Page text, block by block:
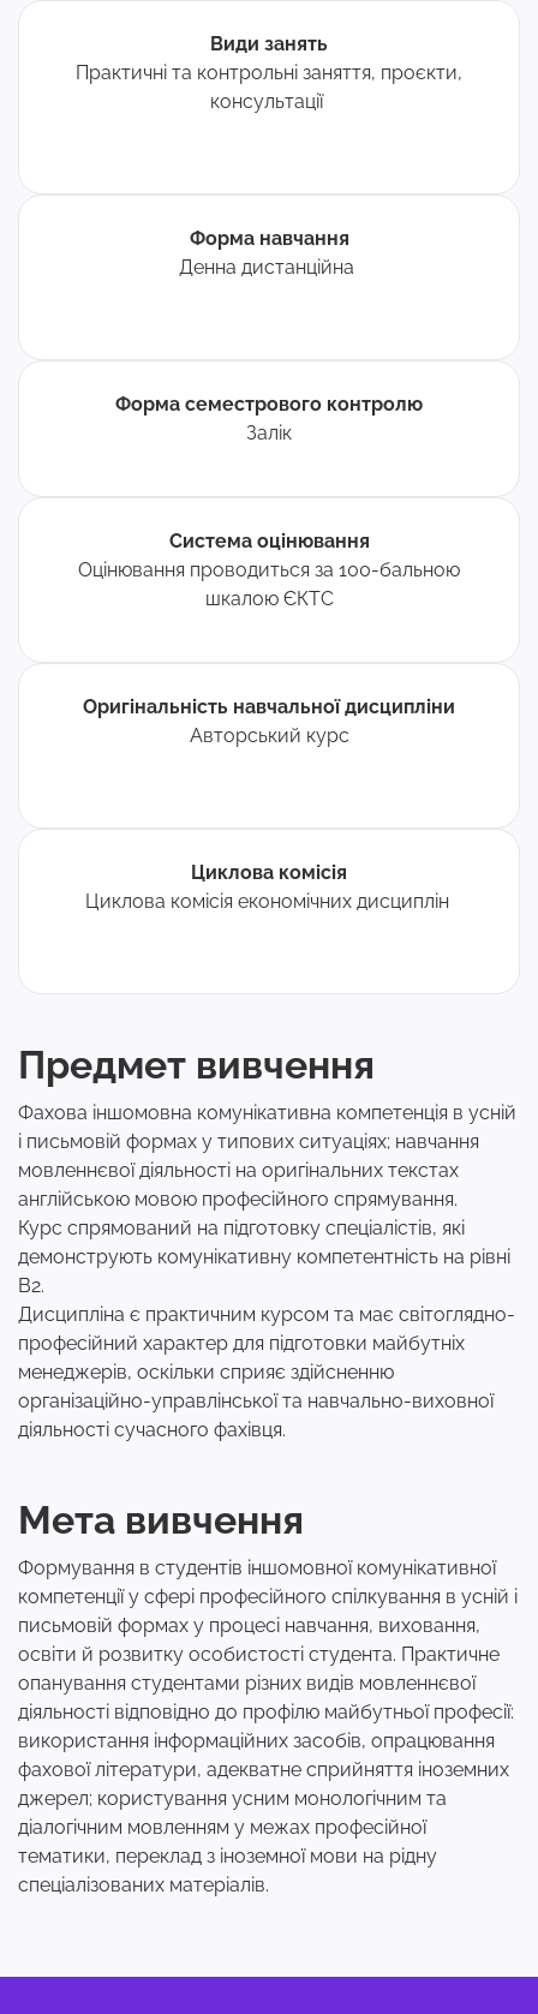
Види занять
Практичні та контрольні заняття, проєкти,
консультації
Форма навчання
Денна дистанційна
Форма семестрового контролю
Залік
Система оцінювання
Оцінювання проводиться за 100-бальною
шкалою ЄКТС
Оригінальність навчальної дисципліни
Авторський курс
Циклова комісія
Циклова комісія економічних дисциплін
Предмет вивчення
Фахова іншомовна комунікативна компетенція в усній
і письмовій формах у типових ситуаціях; навчання
мовленнєвої діяльності на оригінальних текстах
англійською мовою професійного спрямування.
Курс спрямований на підготовку спеціалістів, які
демонструють комунікативну компетентність на рівні
В2.
Дисципліна є практичним курсом та має світоглядно-
професійний характер для підготовки майбутніх
менеджерів, оскільки сприяє здійсненню
організаційно-управлінської та навчально-виховної
діяльності сучасного фахівця.
Мета вивчення
Формування в студентів іншомовної комунікативної
компетенції у сфері професійного спілкування в усній і
письмовій формах у процесі навчання, виховання,
освіти й розвитку особистості студента. Практичне
опанування студентами різних видів мовленнєвої
діяльності відповідно до профілю майбутньої професії:
використання інформаційних засобів, опрацювання
фахової літератури, адекватне сприйняття іноземних
джерел; користування усним монологічним та
діалогічним мовленням у межах професійної
тематики, переклад з іноземної мови на рідну
спеціалізованих матеріалів.